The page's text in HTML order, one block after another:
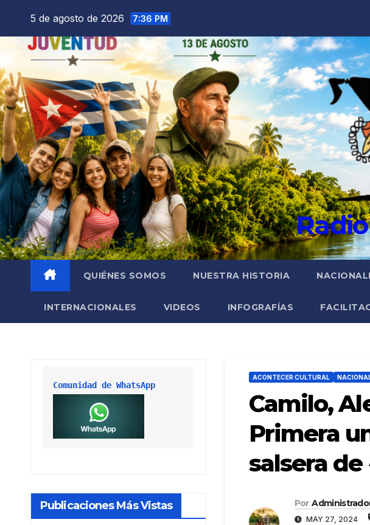
5 de agosto de 2026 7:36 PM
QUIÉNES SOMOS NUESTRA HISTORIA
INTERNACIONALES VIDEOS INFOGRAFÍAS
Comunidad de WhatsApp
Publicaciones Más Vistas
ACONTECER CULTURAL
Camilo,
Primera
salsera de
Por
MAY 27, 2024